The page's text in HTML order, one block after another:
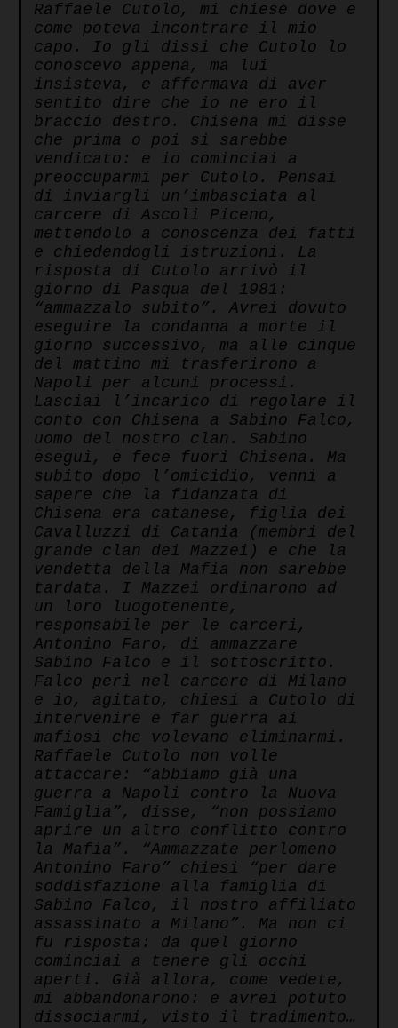
Raffaele Cutolo, mi chiese dove e
come poteva incontrare il mio
capo. Io gli dissi che Cutolo lo
conoscevo appena, ma lui
insisteva, e affermava di aver
sentito dire che io ne ero il
braccio destro. Chisena mi disse
che prima o poi si sarebbe
vendicato: e io cominciai a
preoccuparmi per Cutolo. Pensai
di inviargli un’imbasciata al
carcere di Ascoli Piceno,
mettendolo a conoscenza dei fatti
e chiedendogli istruzioni. La
risposta di Cutolo arrivò il
giorno di Pasqua del 1981:
“ammazzalo subito”. Avrei dovuto
eseguire la condanna a morte il
giorno successivo, ma alle cinque
del mattino mi trasferirono a
Napoli per alcuni processi.
Lasciai l’incarico di regolare il
conto con Chisena a Sabino Falco,
uomo del nostro clan. Sabino
eseguì, e fece fuori Chisena. Ma
subito dopo l’omicidio, venni a
sapere che la fidanzata di
Chisena era catanese, figlia dei
Cavalluzzi di Catania (membri del
grande clan dei Mazzei) e che la
vendetta della Mafia non sarebbe
tardata. I Mazzei ordinarono ad
un loro luogotenente,
responsabile per le carceri,
Antonino Faro, di ammazzare
Sabino Falco e il sottoscritto.
Falco perì nel carcere di Milano
e io, agitato, chiesi a Cutolo di
intervenire e far guerra ai
mafiosi che volevano eliminarmi.
Raffaele Cutolo non volle
attaccare: “abbiamo già una
guerra a Napoli contro la Nuova
Famiglia”, disse, “non possiamo
aprire un altro conflitto contro
la Mafia”. “Ammazzate perlomeno
Antonino Faro” chiesi “per dare
soddisfazione alla famiglia di
Sabino Falco, il nostro affiliato
assassinato a Milano”. Ma non ci
fu risposta: da quel giorno
cominciai a tenere gli occhi
aperti. Già allora, come vedete,
mi abbandonarono: e avrei potuto
dissociarmi, visto il tradimento…